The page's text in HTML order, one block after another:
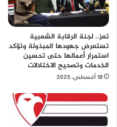
تعز.. لجنة الرقابة الشعبية
تستعرض جهودها المبذولة وتؤكد
استمرار أعمالها حتى تحسين
الخدمات وتصحيح الاختلالات
18 أغسطس، 2025